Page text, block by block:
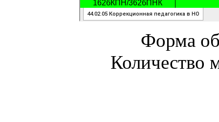
Форма
Количество